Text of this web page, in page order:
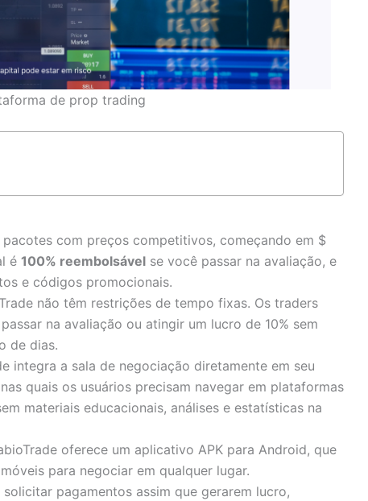
de prop trading
com preços competitivos, começando em $
é 100% reembolsável se você passar na avaliação, e
e códigos promocionais.
não têm restrições de tempo fixas. Os traders
na avaliação ou atingir um lucro de 10% sem
de dias.
integra a sala de negociação diretamente em seu
quais os usuários precisam navegar em plataformas
materiais educacionais, análises e estatísticas na
oferece um aplicativo APK para Android, que
para negociar em qualquer lugar.
pagamentos assim que gerarem lucro,